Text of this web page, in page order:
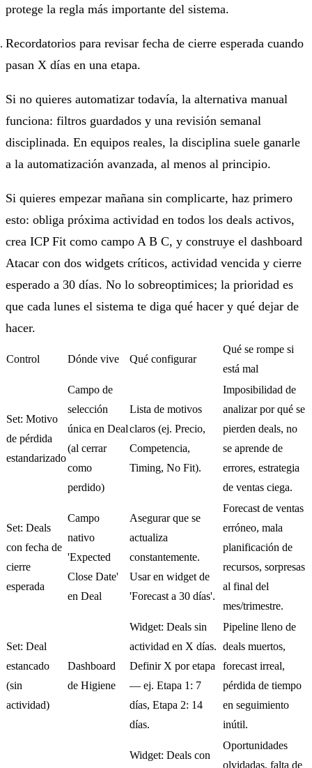
protege la regla más importante del sistema.
Recordatorios para revisar fecha de cierre esperada cuando
pasan X días en una etapa.
Si no quieres automatizar todavía, la alternativa manual
funciona: filtros guardados y una revisión semanal
disciplinada. En equipos reales, la disciplina suele ganarle
a la automatización avanzada, al menos al principio.
Si quieres empezar mañana sin complicarte, haz primero
esto: obliga próxima actividad en todos los deals activos,
crea ICP Fit como campo A B C, y construye el dashboard
Atacar con dos widgets críticos, actividad vencida y cierre
esperado a 30 días. No lo sobreoptimices; la prioridad es
que cada lunes el sistema te diga qué hacer y qué dejar de
hacer.
Control Dónde vive Qué configurar
Qué se rompe si
está mal
Set: Motivo
de pérdida
estandarizado
Campo de
selección
única en Deal
(al cerrar
como
perdido)
Lista de motivos
claros (ej. Precio,
Competencia,
Timing, No Fit).
Imposibilidad de
analizar por qué se
pierden deals, no
se aprende de
errores, estrategia
de ventas ciega.
Set: Deals
con fecha de
cierre
esperada
Campo
nativo
'Expected
Close Date'
en Deal
Asegurar que se
actualiza
constantemente.
Usar en widget de
'Forecast a 30 días'.
Forecast de ventas
erróneo, mala
planificación de
recursos, sorpresas
al final del
mes/trimestre.
Set: Deal
estancado
(sin
actividad)
Dashboard
de Higiene
Widget: Deals sin
actividad en X días.
Definir X por etapa
— ej. Etapa 1: 7
días, Etapa 2: 14
días.
Pipeline lleno de
deals muertos,
forecast irreal,
pérdida de tiempo
en seguimiento
inútil.
Widget: Deals con
Oportunidades
olvidadas, falta de